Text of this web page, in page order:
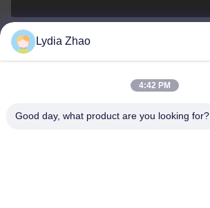
jesingd@vip.sina.com
Lydia Zhao
4:42 PM
Good day, what product are you looking for?